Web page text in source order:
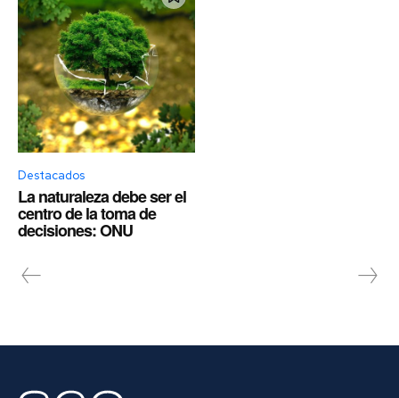
Destacados
La naturaleza debe ser el
centro de la toma de
decisiones: ONU